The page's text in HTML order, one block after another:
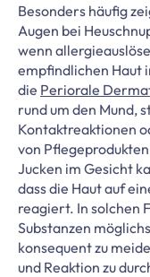
Besonders häufig
Augen bei
wenn
empfindlichen Haut
die Periorale
rund um den Mund,
Kontaktreaktionen
von
Jucken im Gesicht
dass die Haut auf
reagiert. In solchen
Substanzen
konsequent zu
und Reaktion zu